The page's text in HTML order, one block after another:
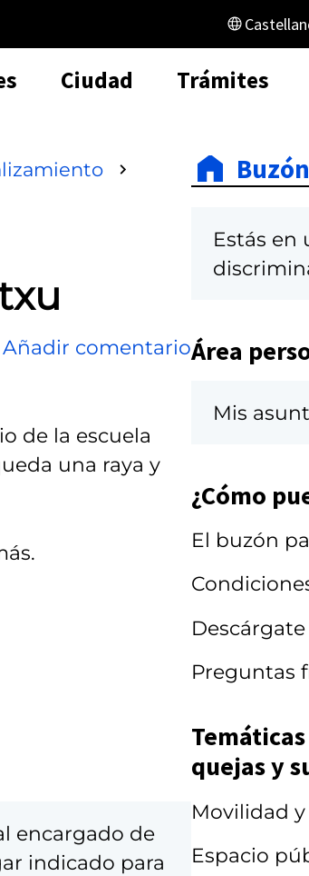
Ciudad Trámites
Añadir comentario
de la escuela
una raya y
encargado de
indicado para
Estás en
Área
Mis
¿Cómo
El buzón
Preguntas
quejas y
Movilidad
Espacio